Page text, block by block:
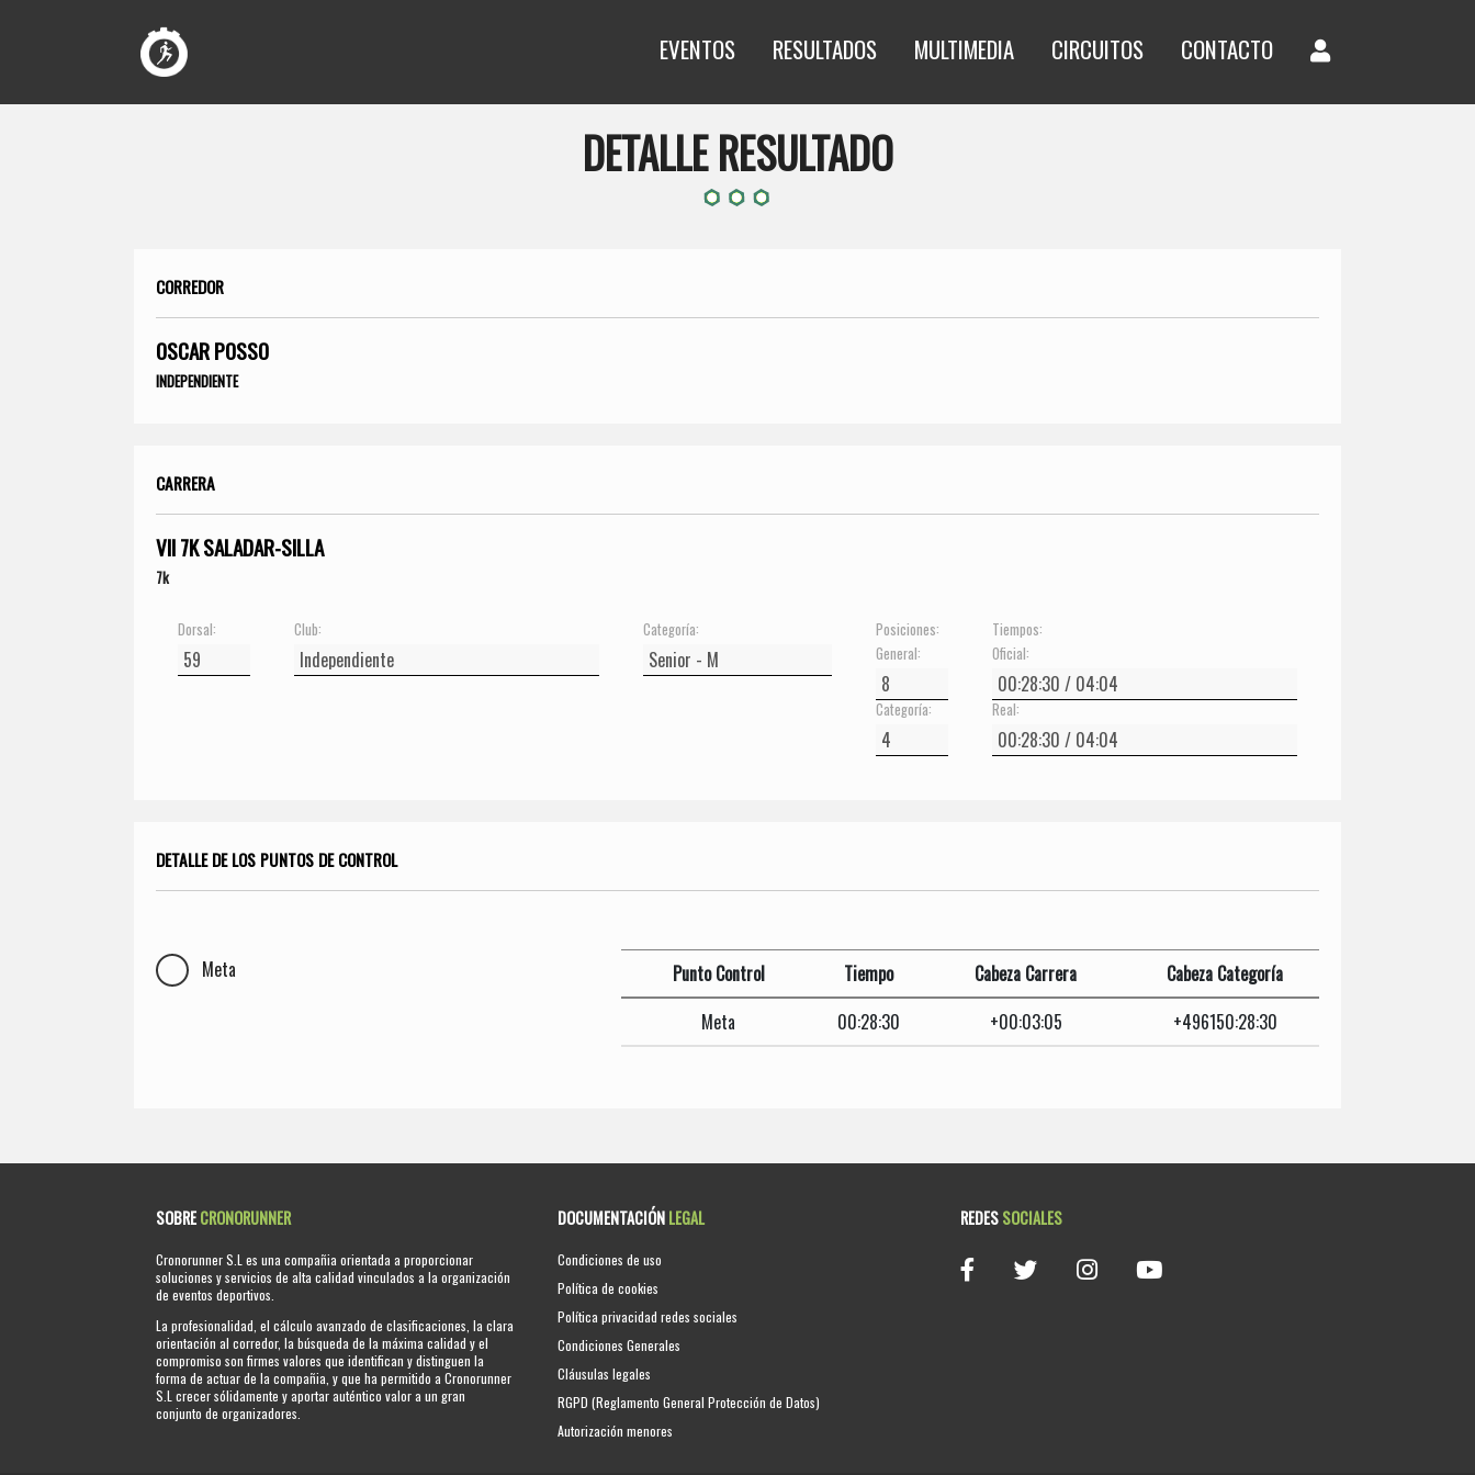
EVENTOS RESULTADOS MULTIMEDIA CIRCUITOS CONTACTO
DETALLE RESULTADO
CORREDOR
OSCAR POSSO
INDEPENDIENTE
CARRERA
VII 7K SALADAR-SILLA
7k
Dorsal: Club: Categoría:
Posiciones:
General:
Categoría:
Tiempos:
Oficial:
Real:
DETALLE DE LOS PUNTOS DE CONTROL
Meta Punto Control Tiempo Cabeza Carrera
Cabeza Categoría
Meta
00:28:30 +00:03:05 +496150:28:30
SOBRECRONORUNNER
Cronorunner S.L es una compañia orientada a proporcionar
soluciones y servicios de alta calidad vinculados a la organización
de eventos deportivos.
La profesionalidad, el cálculo avanzado de clasificaciones, la clara
orientación al corredor, la búsqueda de la máxima calidad y el
compromiso son firmes valores que identifican y distinguen la
forma de actuar de la compañia, y que ha permitido a Cronorunner
S.L crecer sólidamente y aportar auténtico valor a un gran
conjunto de organizadores.
DOCUMENTACIÓNLEGAL
Condiciones de uso
Política de cookies
Política privacidad redes sociales
Condiciones Generales
Cláusulas legales
RGPD (Reglamento General Protección de Datos)
Autorización menores
REDESSOCIALES